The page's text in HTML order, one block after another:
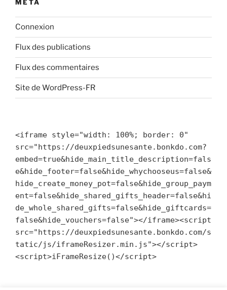
MÉTA
Connexion
Flux des publications
Flux des commentaires
Site de WordPress-FR
<iframe style="width: 100%; border: 0"
src="https://deuxpiedsunesante.bonkdo.com?
embed=true&hide_main_title_description=fals
e&hide_footer=false&hide_whychooseus=false&
hide_create_money_pot=false&hide_group_paym
ent=false&hide_shared_gifts_header=false&hi
de_whole_shared_gifts=false&hide_giftcards=
false&hide_vouchers=false"></iframe><script
src="https://deuxpiedsunesante.bonkdo.com/s
tatic/js/iframeResizer.min.js"></script>
<script>iFrameResize()</script>